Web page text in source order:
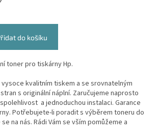
do košíku
toner pro tiskárny Hp.
kvalitním tiskem a se srovnatelným
s originální náplní. Zaručujeme naprosto
a jednoduchou instalaci. Garance
Potřebujete-li poradit s výběrem toneru do
na nás. Rádi Vám se vším pomůžeme a